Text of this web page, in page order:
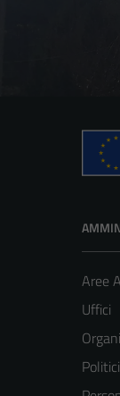
Aree
Uffici
Politici